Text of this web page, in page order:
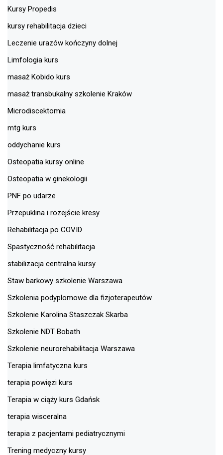
Kursy Propedis
kursy rehabilitacja dzieci
Leczenie urazów kończyny dolnej
Limfologia kurs
masaż Kobido kurs
masaż transbukalny szkolenie Kraków
Microdiscektomia
mtg kurs
oddychanie kurs
Osteopatia kursy online
Osteopatia w ginekologii
PNF po udarze
Przepuklina i rozejście kresy
Rehabilitacja po COVID
Spastyczność rehabilitacja
stabilizacja centralna kursy
Staw barkowy szkolenie Warszawa
Szkolenia podyplomowe dla fizjoterapeutów
Szkolenie Karolina Staszczak Skarba
Szkolenie NDT Bobath
Szkolenie neurorehabilitacja Warszawa
Terapia limfatyczna kurs
terapia powięzi kurs
Terapia w ciąży kurs Gdańsk
terapia wisceralna
terapia z pacjentami pediatrycznymi
Trening medyczny kursy